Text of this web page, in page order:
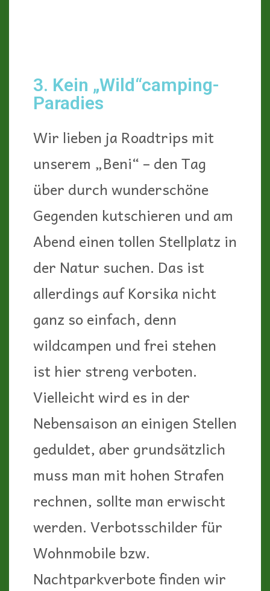
auch täglich zu einem anderen
Campingplatz weiterziehen.
Allerdings bedeutet das ein
wenig mehr Vorbereitung als
beim Freistehen: Welcher
Campingplatz hat (besonders
jetzt in der Vorsaison)
überhaupt geöffnet? Wann
sollte man spätestens vor Ort
sein, bevor die Rezeption
schließt oder der Platz belegt
ist? Diese notwendigen
Überlegungen nehmen doch
schon etwas die Freiheit und
Spontaneität eines Roadtrips.
Campingplätzen übernachten
(müssen), dann bietet es sich
für uns an, nur wenige